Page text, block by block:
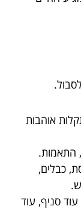
אוהבות
התאמות.
כבלים,
סניף, עוד